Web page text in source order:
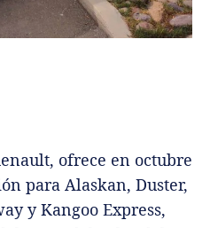
ofrece en octubre
para Alaskan, Duster,
y Kangoo Express,